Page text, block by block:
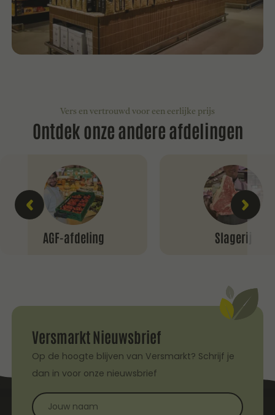
Vers en vertrouwd voor een eerlijke prijs
Ontdek onze andere afdelingen
AGF-afdeling Slagerij
Versmarkt Nieuwsbrief
Op de hoogte blijven van Versmarkt? Schrijf je
dan in voor onze nieuwsbrief